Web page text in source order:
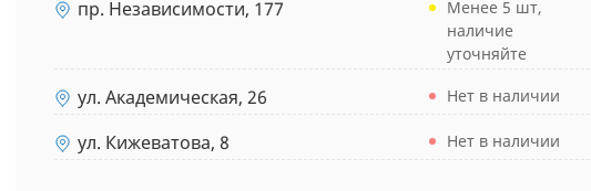
пр. Независимости, 177
Менее 5 шт,
наличие
уточняйте
ул. Академическая, 26 Нет в наличии
ул. Кижеватова, 8 Нет в наличии